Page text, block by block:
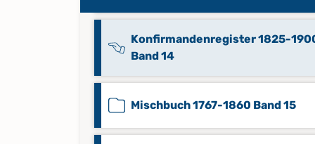
Konfirmandenregister 1825-
Band 14
Mischbuch 1767-1860 Band 15